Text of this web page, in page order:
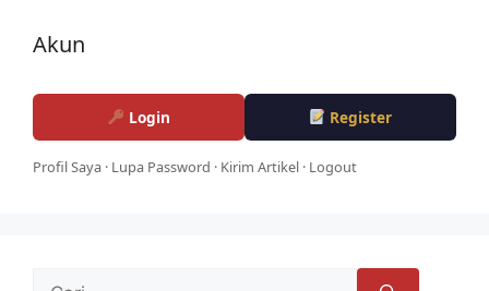
Akun
Login Register
Profil Saya · Lupa Password · Kirim Artikel · Logout